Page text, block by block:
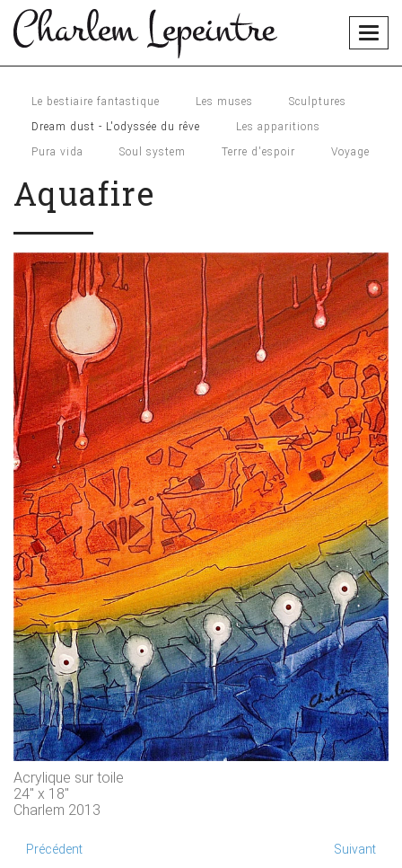
Le bestiaire fantastique Les muses
Sculptures
Dream dust - L'odyssée du rêve
Les apparitions
Pura vida
Soul system Terre d'espoir Voyage
Aquafire
Acrylique sur toile
24" x 18"
Charlem 2013
Précédent Suivant